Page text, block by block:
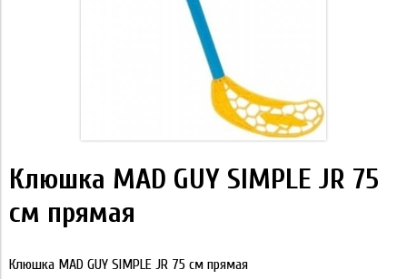
Клюшка MAD GUY SIMPLE JR 75
см прямая
Клюшка MAD GUY SIMPLE JR 75 см прямая